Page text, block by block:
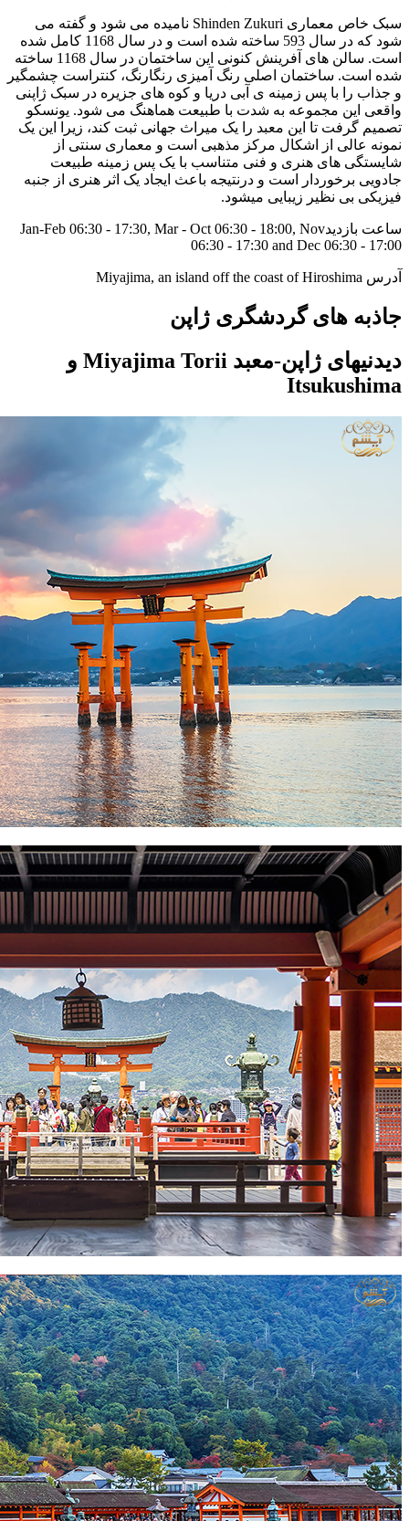
سبک خاص معماری Shinden Zukuri نامیده می شود و گفته می
شود که در سال 593 ساخته شده است و در سال 1168 کامل شده
است. سالن های آفرینش کنونی این ساختمان در سال 1168 ساخته
شده است. ساختمان اصلی رنگ آمیزی رنگارنگ، کنتراست چشمگیر
و جذاب را با پس زمینه ی آبی دریا و کوه های جزیره در سبک ژاپنی
واقعی این مجموعه به شدت با طبیعت هماهنگ می شود. یونسکو
تصمیم گرفت تا این معبد را یک میراث جهانی ثبت کند، زیرا این یک
نمونه عالی از اشکال مرکز مذهبی است و معماری سنتی از
شایستگی های هنری و فنی متناسب با یک پس زمینه طبیعت
جادویی برخوردار است و درنتیجه باعث ایجاد یک اثر هنری از جنبه
فیزیکی بی نظیر زیبایی میشود.
ساعت بازدیدJan-Feb 06:30 - 17:30, Mar - Oct 06:30 - 18:00, Nov
06:30 - 17:30 and Dec 06:30 - 17:00
آدرس Miyajima, an island off the coast of Hiroshima
جاذبه های گردشگری ژاپن
دیدنیهای ژاپن-معبد Miyajima Torii و
Itsukushima